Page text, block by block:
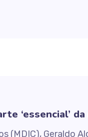
‘essencial’
(MDIC), Geraldo